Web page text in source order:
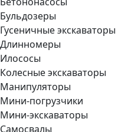
Бульдозеры
Гусеничные экскаваторы
Длинномеры
Илососы
Колесные экскаваторы
Манипуляторы
Мини-погрузчики
Мини-экскаваторы
Самосвалы